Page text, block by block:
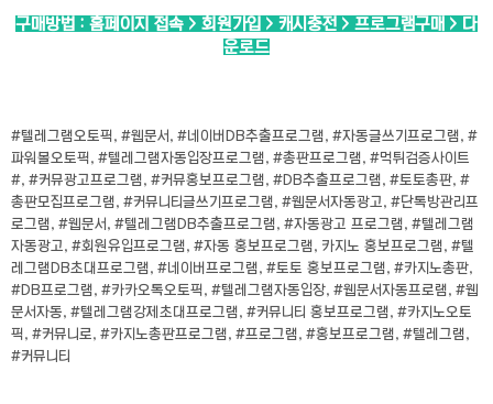
구매방법 : 홈페이지 접속 > 회원가입 > 캐시충전 > 프로그램구매 > 다
운로드
#텔레그램오토픽, #웹문서, #네이버DB추출프로그램, #자동글쓰기프로그램, #
파워볼오토픽, #텔레그램자동입장프로그램, #총판프로그램, #먹튀검증사이트
#, #커뮤광고프로그램, #커뮤홍보프로그램, #DB추출프로그램, #토토총판, #
총판모집프로그램, #커뮤니티글쓰기프로그램, #웹문서자동광고, #단톡방관리프
로그램, #웹문서, #텔레그램DB추출프로그램, #자동광고 프로그램, #텔레그램
자동광고, #회원유입프로그램, #자동 홍보프로그램, 카지노 홍보프로그램, #텔
레그램DB초대프로그램, #네이버프로그램, #토토 홍보프로그램, #카지노총판,
#DB프로그램, #카카오톡오토픽, #텔레그램자동입장, #웹문서자동프로램, #웹
문서자동, #텔레그램강제초대프로그램, #커뮤니티 홍보프로그램, #카지노오토
픽, #커뮤니로, #카지노총판프로그램, #프로그램, #홍보프로그램, #텔레그램,
#커뮤니티